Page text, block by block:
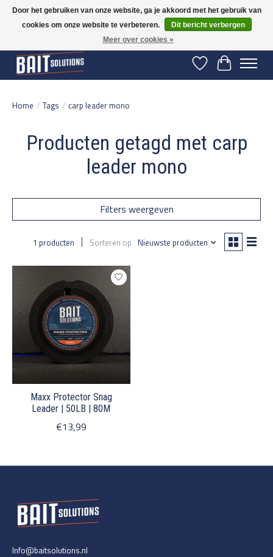
Gratis verzending vanaf 50 euro binnen NL | Op voorraad binnen 2-5 werkdagen
verzonden | België vanaf 70 euro gratis verzonden
Verlanglijst
Home / Tags / carp leader mono
Producten getagd met carp
leader mono
Filters weergeven
1 producten Sorteren op Nieuwste producten
Maxx Protector Snag
Leader | 50LB | 80M
€13,99
Info@baitsolutions.nl
Door het gebruiken van onze website, ga je akkoord met het gebruik van
cookies om onze website te verbeteren.
Dit bericht verbergen
Meer over cookies »